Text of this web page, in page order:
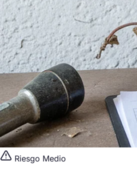
Riesgo Medio